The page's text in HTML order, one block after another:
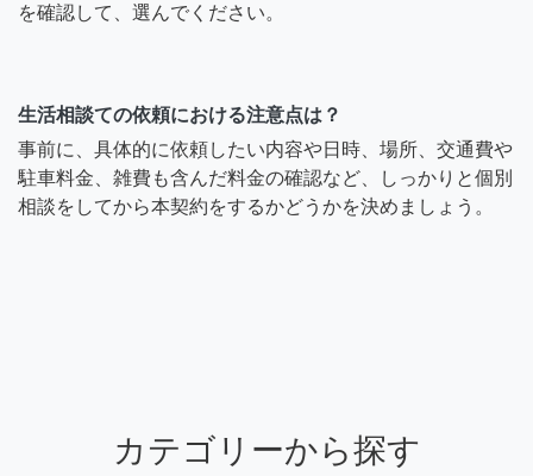
を確認して、選んでください。
生活相談ての依頼における注意点は？
事前に、具体的に依頼したい内容や日時、場所、交通費や
駐車料金、雑費も含んだ料金の確認など、しっかりと個別
相談をしてから本契約をするかどうかを決めましょう。
カテゴリーから探す